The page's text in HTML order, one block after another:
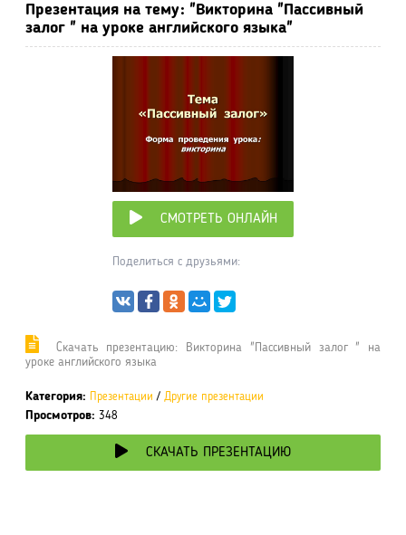
Презентация на тему: "Викторина "Пассивный
залог " на уроке английского языка"
СМОТРЕТЬ ОНЛАЙН
Поделиться с друзьями:
Cкачать презентацию: Викторина "Пассивный залог " на
уроке английского языка
Категория: Презентации / Другие презентации
Просмотров: 348
СКАЧАТЬ ПРЕЗЕНТАЦИЮ